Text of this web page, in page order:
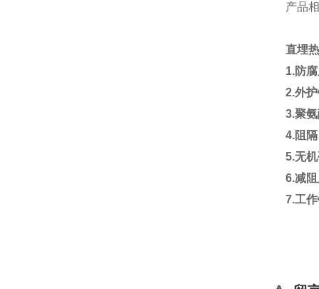
产品
直埋
1.防
2.外
3.聚
4.阻
5.无
6.减
7.工